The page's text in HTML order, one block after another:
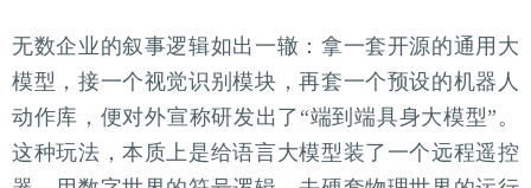
无数企业的叙事逻辑如出一辙：拿一套开源的通用大
模型，接一个视觉识别模块，再套一个预设的机器人
动作库，便对外宣称研发出了“端到端具身大模型”。
这种玩法，本质上是给语言大模型装了一个远程遥控